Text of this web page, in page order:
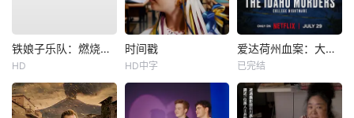
铁娘子乐队：燃烧雄心
HD
时间戳
HD中字
爱达荷州血案：大学梦魇
已完结